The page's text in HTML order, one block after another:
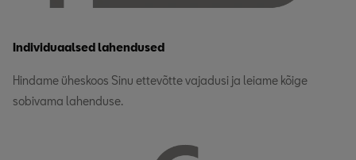
Individuaalsed lahendused
Hindame üheskoos Sinu ettevõtte vajadusi ja leiame kõige
sobivama lahenduse.